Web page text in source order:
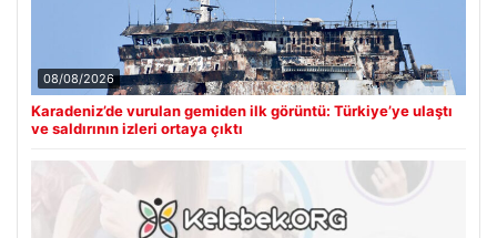
08/08/2026
Karadeniz’de vurulan gemiden ilk görüntü: Türkiye’ye ulaştı
ve saldırının izleri ortaya çıktı